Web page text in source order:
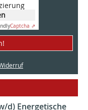
Captcha ⇗
d) Energetische